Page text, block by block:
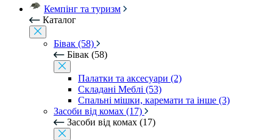
Кемпінг та туризм
Каталог
Бівак (58)
Бівак (58)
Палатки та аксесуари (2)
Складані Меблі (53)
Спальні мішки, каремати та інше (3)
Засоби від комах (17)
Засоби від комах (17)